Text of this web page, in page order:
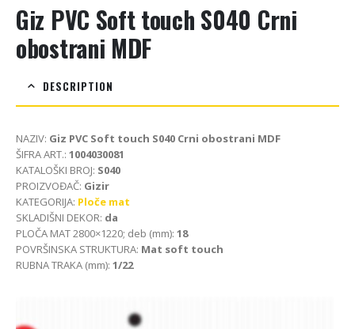
Giz PVC Soft touch S040 Crni
obostrani MDF
DESCRIPTION
NAZIV: Giz PVC Soft touch S040 Crni obostrani MDF
ŠIFRA ART.: 1004030081
KATALOŠKI BROJ: S040
PROIZVOĐAČ: Gizir
KATEGORIJA: Ploče mat
SKLADIŠNI DEKOR: da
PLOČA MAT 2800×1220; deb (mm): 18
POVRŠINSKA STRUKTURA: Mat soft touch
RUBNA TRAKA (mm): 1/22